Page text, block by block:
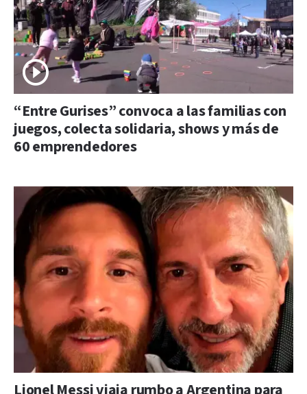
“Entre Gurises” convoca a las familias con
juegos, colecta solidaria, shows y más de
60 emprendedores